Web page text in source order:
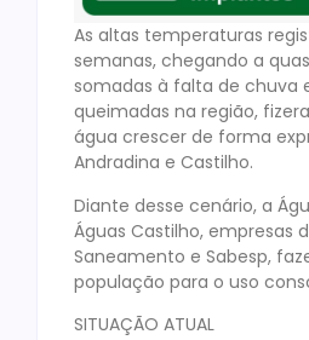
As altas temperaturas
semanas, chegando a
somadas à falta de chuva
queimadas na região,
água crescer de forma
Andradina e Castilho.
Diante desse cenário, a
Águas Castilho, empresas
Saneamento e Sabesp,
população para o uso
SITUAÇÃO ATUAL